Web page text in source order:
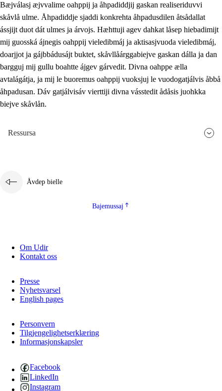
Bæjválasj æjvvalime oahppij ja åhpadiddjij gaskan realiseriduvvi
skåvlå ulme. Åhpadiddje sjaddi konkrehta åhpadusdilen åtsådallat
ássjijt duot dát ulmes ja árvojs. Hæhttuji agev dahkat låsep hiebadimijt
mij guosská ájnegis oahppij vieledibmáj ja aktisasjvuoda vieledibmáj,
doarjjot ja gájbbádusájt buktet, skåvllåárggabiejve gaskan dálla ja dan
bargguj mij gullu boahtte ájgev gárvedit. Divna oahppe ælla
avtalágátja, ja mij le buoremus oahppij vuoksjuj le vuodogatjálvis åbbå
åhpadusan. Dáv gatjálvisáv vierttiji divna vásstedit ådåsis juohkka
biejve skåvlån.
Ressursa
Åvdep bielle
Bajemussaj
Om Udir
Kontakt oss
Presse
Nyhetsvarsel
English pages
Personvern
Tilgjengelighetserklæring
Informasjonskapsler
Facebook
LinkedIn
Instagram